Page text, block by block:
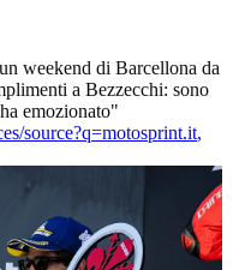
weekend di Barcellona da
a Bezzecchi: sono
emozionato"
source?q=motosprint.it,